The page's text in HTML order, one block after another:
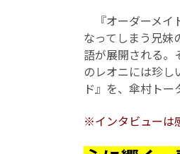
『オーダーメイ
なってしまう兄
語が展開される。
のレオニには珍
ド』を、傘村ト
※インタビューは